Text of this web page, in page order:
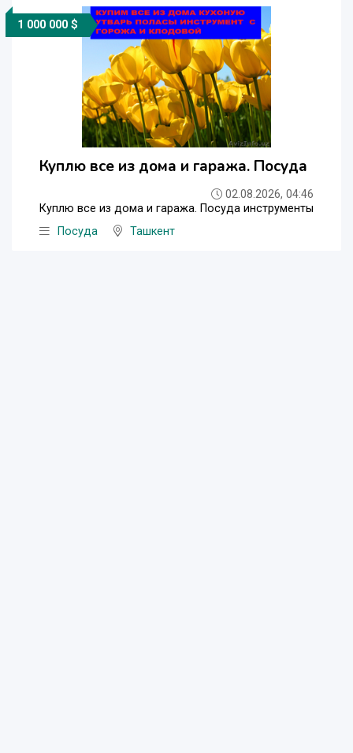
1 000 000 $
Куплю все из дома и гаража. Посуда
02.08.2026, 04:46
Куплю все из дома и гаража. Посуда инструменты
Посуда
Ташкент